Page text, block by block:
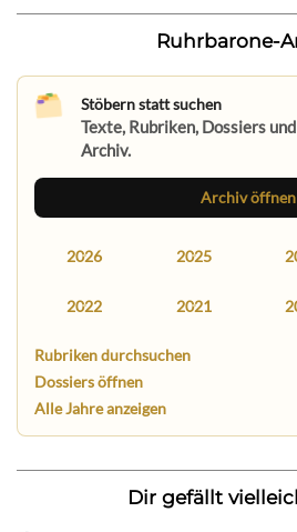
Ruhrbarone-
Stöbern statt suchen
Texte, Rubriken, Dossiers
Archiv.
Archiv öffnen
2026 2025
2022 2021
Rubriken durchsuchen
Dossiers öffnen
Alle Jahre anzeigen
Dir gefällt